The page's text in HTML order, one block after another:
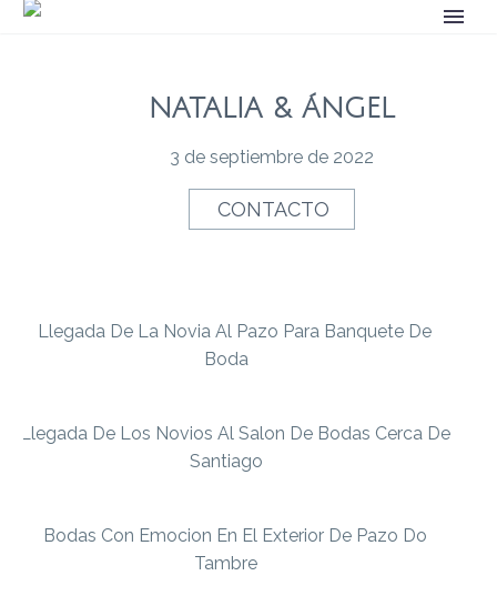
NATALIA & ÁNGEL
3 de septiembre de 2022
CONTACTO